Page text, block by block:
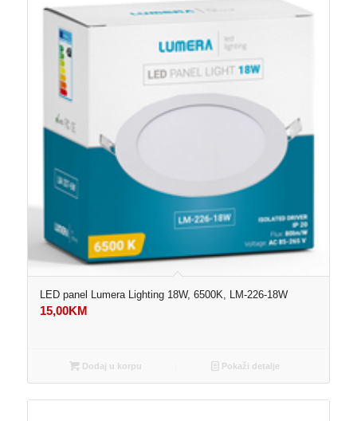
LED panel Lumera Lighting 18W, 6500K, LM-226-18W
15,00KM
Dodaj u korpu Pokaži detalje